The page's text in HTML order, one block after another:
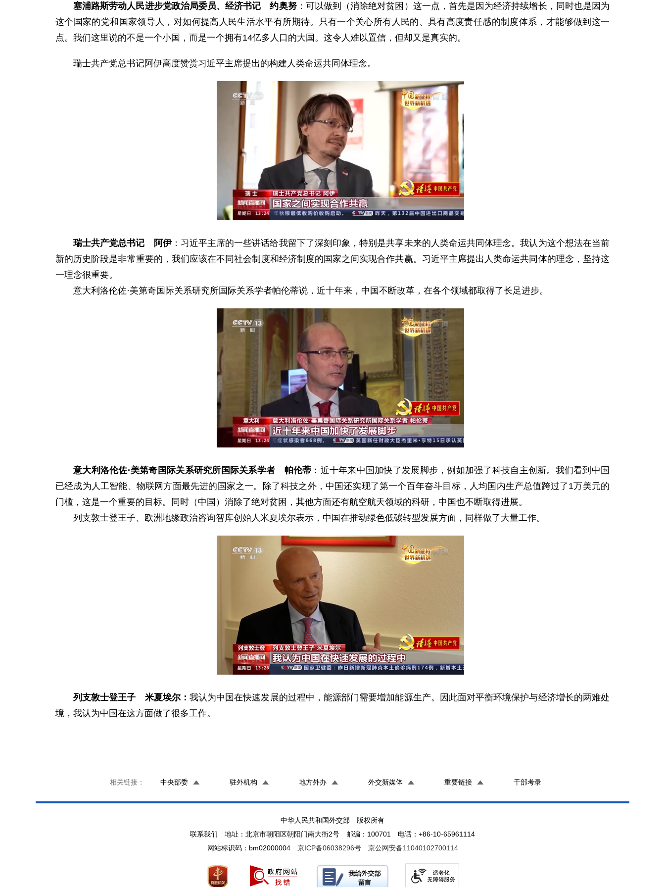
塞浦路斯劳动人民进步党政治局委员、经济书记 约奥努：可以做到（消除绝对贫困）这一点，首先是因为经济持续增长，同时也是因为
这个国家的党和国家领导人，对如何提高人民生活水平有所期待。只有一个关心所有人民的、具有高度责任感的制度体系，才能够做到这一
点。我们这里说的不是一个小国，而是一个拥有14亿多人口的大国。这令人难以置信，但却又是真实的。
瑞士共产党总书记阿伊高度赞赏习近平主席提出的构建人类命运共同体理念。
瑞士共产党总书记 阿伊：习近平主席的一些讲话给我留下了深刻印象，特别是共享未来的人类命运共同体理念。我认为这个想法在当前
新的历史阶段是非常重要的，我们应该在不同社会制度和经济制度的国家之间实现合作共赢。习近平主席提出人类命运共同体的理念，坚持这
一理念很重要。
意大利洛伦佐·美第奇国际关系研究所国际关系学者帕伦蒂说，近十年来，中国不断改革，在各个领域都取得了长足进步。
意大利洛伦佐·美第奇国际关系研究所国际关系学者 帕伦蒂 ：近十年来中国加快了发展脚步，例如加强了科技自主创新。我们看到中国
已经成为人工智能、物联网方面最先进的国家之一。除了科技之外，中国还实现了第一个百年奋斗目标，人均国内生产总值跨过了1万美元的
门槛，这是一个重要的目标。同时（中国）消除了绝对贫困，其他方面还有航空航天领域的科研，中国也不断取得进展。
列支敦士登王子、欧洲地缘政治咨询智库创始人米夏埃尔表示，中国在推动绿色低碳转型发展方面，同样做了大量工作。
列支敦士登王子 米夏埃尔： 我认为中国在快速发展的过程中，能源部门需要增加能源生产。因此面对平衡环境保护与经济增长的两难处
境，我认为中国在这方面做了很多工作。
相关链接： 中央部委 驻外机构 地方外办 外交新媒体 重要链接 干部考录
中华人民共和国外交部 版权所有
联系我们 地址：北京市朝阳区朝阳门南大街2号 邮编：100701 电话：+86-10-65961114
网站标识码：bm02000004 京ICP备06038296号 京公网安备11040102700114